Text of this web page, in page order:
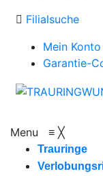
Filialsuche
Mein Konto
Garantie-
Menu ≡ ╳
Trauringe